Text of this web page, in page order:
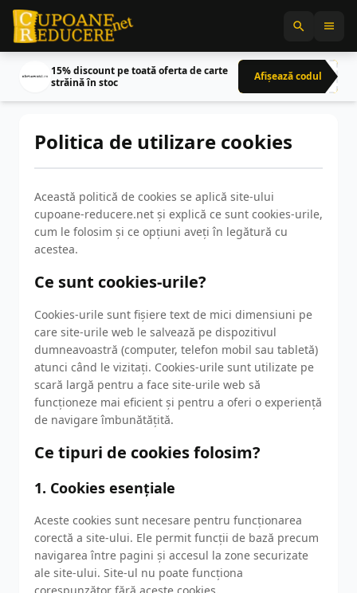
15% discount pe toată oferta de carte
străină în stoc
Afișează codulCRN
Politica de utilizare cookies
Această politică de cookies se aplică site-ului
cupoane-reducere.net și explică ce sunt cookies-urile,
cum le folosim și ce opțiuni aveți în legătură cu
acestea.
Ce sunt cookies-urile?
Cookies-urile sunt fișiere text de mici dimensiuni pe
care site-urile web le salvează pe dispozitivul
dumneavoastră (computer, telefon mobil sau tabletă)
atunci când le vizitați. Cookies-urile sunt utilizate pe
scară largă pentru a face site-urile web să
funcționeze mai eficient și pentru a oferi o experiență
de navigare îmbunătățită.
Ce tipuri de cookies folosim?
1. Cookies esențiale
Aceste cookies sunt necesare pentru funcționarea
corectă a site-ului. Ele permit funcții de bază precum
navigarea între pagini și accesul la zone securizate
ale site-ului. Site-ul nu poate funcționa